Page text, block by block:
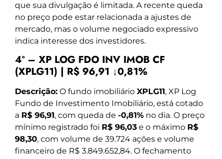
que sua divulgação é limitada. A recente queda
no preço pode estar relacionada a ajustes de
mercado, mas o volume negociado expressivo
indica interesse dos investidores.
4º – XP LOG FDO INV IMOB CF
(XPLG11) | R$ 96,91 ↓0,81%
Descrição: O fundo imobiliário XPLG11, XP Log
Fundo de Investimento Imobiliário, está cotado
a R$ 96,91, com queda de -0,81% no dia. O preço
mínimo registrado foi R$ 96,03 e o máximo R$
98,30, com volume de 39.724 ações e volume
financeiro de R$ 3.849.652,84. O fechamento